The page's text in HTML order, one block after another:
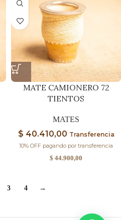
MATE CAMIONERO 72
TIENTOS
MATES
$ 40.410,00 Transferencia
10% OFF pagando por transferencia
$ 44.900,00
3 4 →